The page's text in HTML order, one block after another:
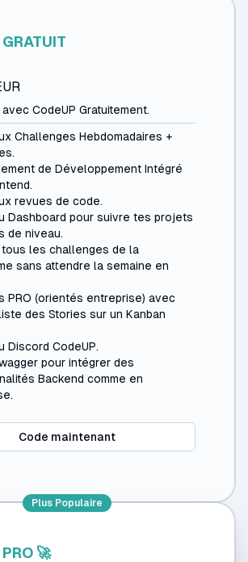
CodeUP Gratuitement.
Challenges Hebdomadaires +
de Développement Intégré
revues de code.
Dashboard pour suivre tes projets
de niveau.
les challenges de la
sans attendre la semaine en
PRO (orientés entreprise) avec
des Stories sur un Kanban
Discord CodeUP.
pour intégrer des
Backend comme en
Code maintenant
Plus Populaire
🚀